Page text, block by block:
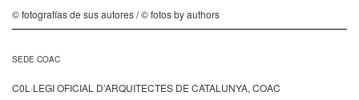
© fotografías de sus autores / © fotos by authors
SEDE COAC
C0L·LEGI OFICIAL D’ARQUITECTES DE CATALUNYA, COAC